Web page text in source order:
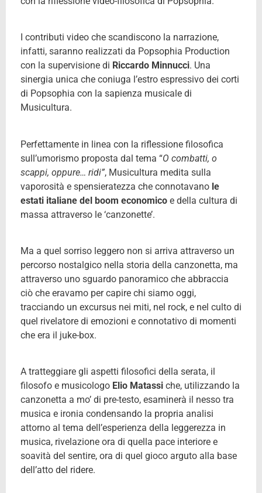
I contributi video che scandiscono la narrazione,
infatti, saranno realizzati da Popsophia Production
con la supervisione di Riccardo Minnucci. Una
sinergia unica che coniuga l’estro espressivo dei corti
di Popsophia con la sapienza musicale di
Musicultura.
Perfettamente in linea con la riflessione filosofica
sull’umorismo proposta dal tema “O combatti, o
scappi, oppure… ridi”, Musicultura medita sulla
vaporosità e spensieratezza che connotavano le
estati italiane del boom economico e della cultura di
massa attraverso le ‘canzonette’.
Ma a quel sorriso leggero non si arriva attraverso un
percorso nostalgico nella storia della canzonetta, ma
attraverso uno sguardo panoramico che abbraccia
ciò che eravamo per capire chi siamo oggi,
tracciando un excursus nei miti, nel rock, e nel culto di
quel rivelatore di emozioni e connotativo di momenti
che era il juke-box.
A tratteggiare gli aspetti filosofici della serata, il
filosofo e musicologo Elio Matassi che, utilizzando la
canzonetta a mo’ di pre-testo, esaminerà il nesso tra
musica e ironia condensando la propria analisi
attorno al tema dell’esperienza della leggerezza in
musica, rivelazione ora di quella pace interiore e
soavità del sentire, ora di quel gioco arguto alla base
dell’atto del ridere.